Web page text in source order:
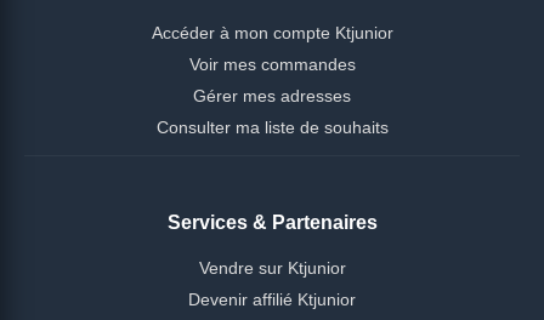
Accéder à mon compte Ktjunior
Voir mes commandes
Gérer mes adresses
Consulter ma liste de souhaits
Services & Partenaires
Vendre sur Ktjunior
Devenir affilié Ktjunior